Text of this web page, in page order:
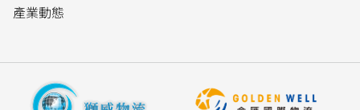
產業動態